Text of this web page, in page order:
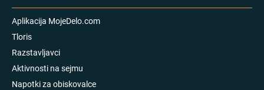
Aplikacija MojeDelo.com
Tloris
Razstavljavci
Aktivnosti na sejmu
Napotki za obiskovalce